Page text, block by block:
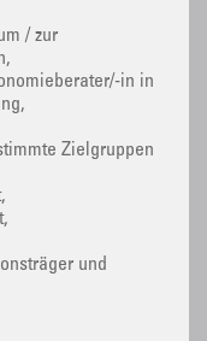
/ zur
in in
Zielgruppen
und